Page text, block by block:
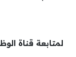
لمتابعة قناة